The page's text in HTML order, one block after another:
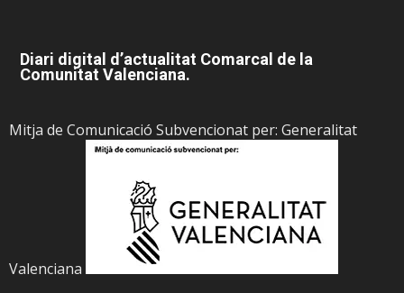
Diari digital d’actualitat Comarcal de la
Comunitat Valenciana.
Mitja de Comunicació Subvencionat per: Generalitat
Valenciana